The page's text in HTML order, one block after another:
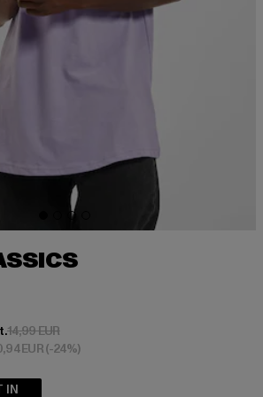
13,49 EUR
14,99 EURAktionspreis: 14,99 EUR
EUR(-24%)
IN